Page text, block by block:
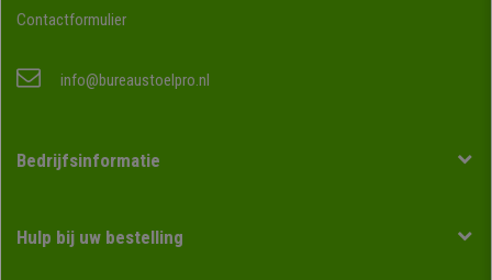
Contactformulier
info@bureaustoelpro.nl
Bedrijfsinformatie
Hulp bij uw bestelling